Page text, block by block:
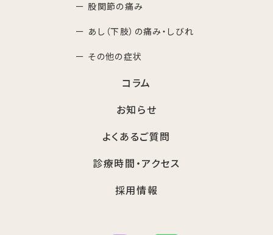
ー 股関節の痛み
ー あし（下肢）の痛み・しびれ
ー その他の症状
コラム
お知らせ
よくあるご質問
診療時間・アクセス
採用情報